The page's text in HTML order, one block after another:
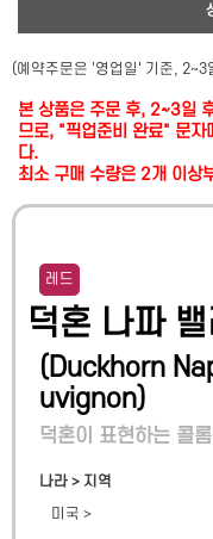
(예약주문은 '영업일' 기준,
본 상품은 주문 후, 2~3일
므로, "픽업준비 완료" 문자
다.
최소 구매 수량은 2개 이상
레드
덕혼 나파
(Duckhorn
uvignon)
덕혼이 표현하는 콜
나라 > 지역
미국 >